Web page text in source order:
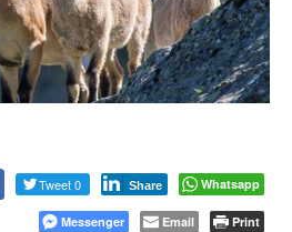
Tweet 0 Share Whatsapp
Messenger Email Print